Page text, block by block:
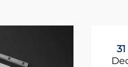
31